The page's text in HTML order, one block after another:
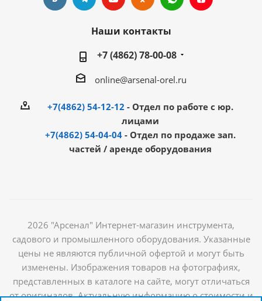
Наши контакты
+7 (4862) 78-00-08
online@arsenal-orel.ru
+7(4862) 54-12-12 - Отдел по работе с юр.
лицами
+7(4862) 54-04-04 - Отдел по продаже зап.
частей / аренде оборудования
2026 "Арсенал" Интернет-магазин инструмента,
садового и промышленного оборудования. Указанные
цены не являются публичной офертой и могут быть
изменены. Изображения товаров на фотографиях,
представленных в каталоге на сайте, могут отличаться
от оригиналов. Актуальную информацию о стоимости и